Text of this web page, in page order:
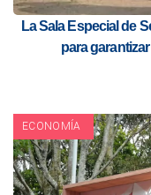
La Sala Especial de
para
ECONOMÍA